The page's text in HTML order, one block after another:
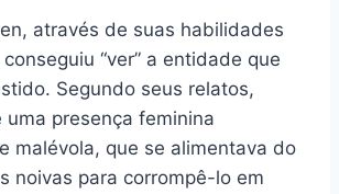
através de suas habilidades
“ver” a entidade que
Segundo seus relatos,
presença feminina
malévola, que se alimentava do
noivas para corrompê-lo em